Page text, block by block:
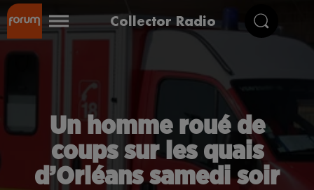
Collector Radio
Un homme roué de
coups sur les quais
d’Orléans samedi soir